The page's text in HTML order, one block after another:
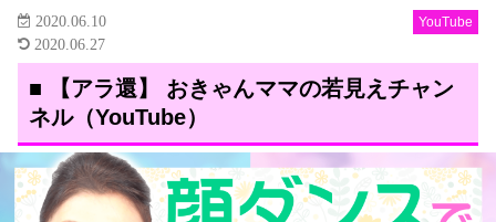
YouTube
2020.06.10
2020.06.27
■ 【アラ還】 おきゃんママの若見えチャン
ネル（YouTube）